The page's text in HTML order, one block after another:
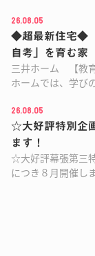
26.08.05
◆超最新住宅◆
自考」を育む家
三井ホーム 【教
ホームでは、学び
26.08.05
☆大好評特別企
ます！
☆大好評幕張第三
につき８月開催し